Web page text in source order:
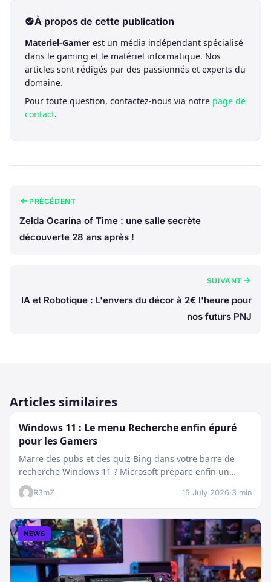
À propos de cette publication
Materiel-Gamer est un média indépendant spécialisé
dans le gaming et le matériel informatique. Nos
articles sont rédigés par des passionnés et experts du
domaine.
Pour toute question, contactez-nous via notre page de
contact.
PRÉCÉDENT
Zelda Ocarina of Time : une salle secrète
découverte 28 ans après !
SUIVANT
IA et Robotique : L'envers du décor à 2€ l'heure pour
nos futurs PNJ
Articles similaires
Windows 11 : Le menu Recherche enfin épuré
pour les Gamers
Marre des pubs et des quiz Bing dans votre barre de
recherche Windows 11 ? Microsoft prépare enfin un
nettoyage…
R3mZ 15 July 2026·3 min
NEWS